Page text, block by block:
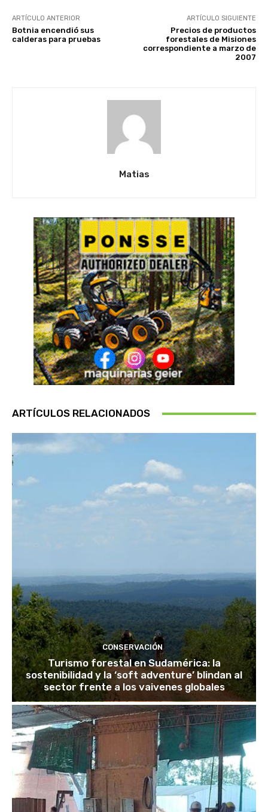
ARTÍCULO ANTERIOR
Botnia encendió sus
calderas para pruebas
ARTÍCULO SIGUIENTE
Precios de productos
forestales de Misiones
correspondiente a marzo de
2007
Matias
ARTÍCULOS RELACIONADOS
CONSERVACIÓN
Turismo forestal en Sudamérica: la
sostenibilidad y la ‘soft adventure’ blindan al
sector frente a los vaivenes globales